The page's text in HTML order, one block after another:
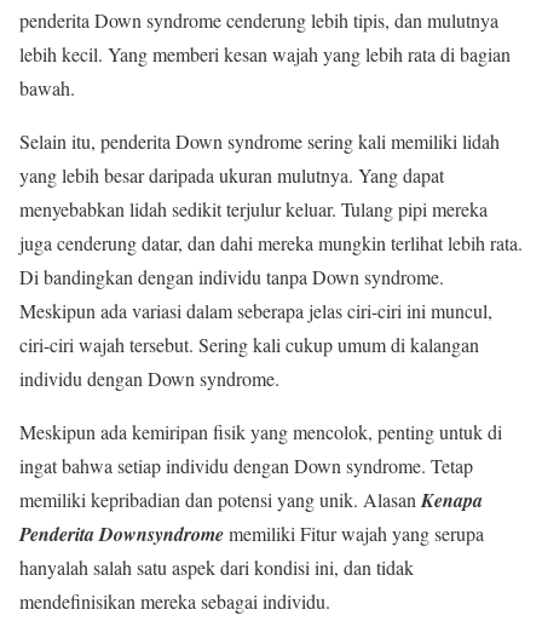
penderita Down syndrome cenderung lebih tipis, dan mulutnya
lebih kecil. Yang memberi kesan wajah yang lebih rata di bagian
bawah.
Selain itu, penderita Down syndrome sering kali memiliki lidah
yang lebih besar daripada ukuran mulutnya. Yang dapat
menyebabkan lidah sedikit terjulur keluar. Tulang pipi mereka
juga cenderung datar, dan dahi mereka mungkin terlihat lebih rata.
Di bandingkan dengan individu tanpa Down syndrome.
Meskipun ada variasi dalam seberapa jelas ciri-ciri ini muncul,
ciri-ciri wajah tersebut. Sering kali cukup umum di kalangan
individu dengan Down syndrome.
Meskipun ada kemiripan fisik yang mencolok, penting untuk di
ingat bahwa setiap individu dengan Down syndrome. Tetap
memiliki kepribadian dan potensi yang unik. Alasan Kenapa
Penderita Downsyndromememiliki Fitur wajah yang serupa
hanyalah salah satu aspek dari kondisi ini, dan tidak
mendefinisikan mereka sebagai individu.